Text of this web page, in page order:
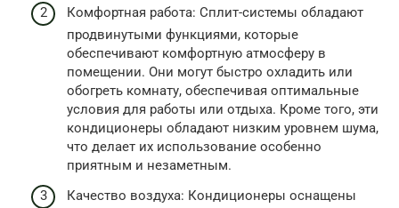
Комфортная работа: Сплит-системы обладают
продвинутыми функциями, которые
обеспечивают комфортную атмосферу в
помещении. Они могут быстро охладить или
обогреть комнату, обеспечивая оптимальные
условия для работы или отдыха. Кроме того, эти
кондиционеры обладают низким уровнем шума,
что делает их использование особенно
приятным и незаметным.
Качество воздуха: Кондиционеры оснащены